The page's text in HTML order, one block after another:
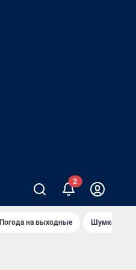
Погода на выходные Шумков в